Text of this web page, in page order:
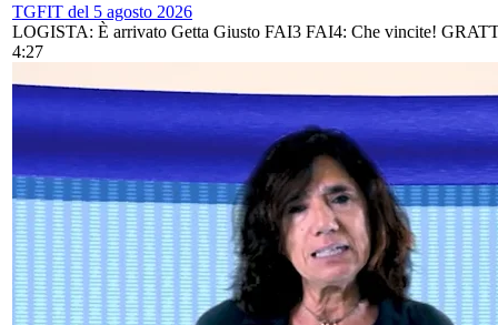
TGFIT del 5 agosto 2026
LOGISTA: È arrivato Getta Giusto FAI3 FAI4: Che vincite!
4:27